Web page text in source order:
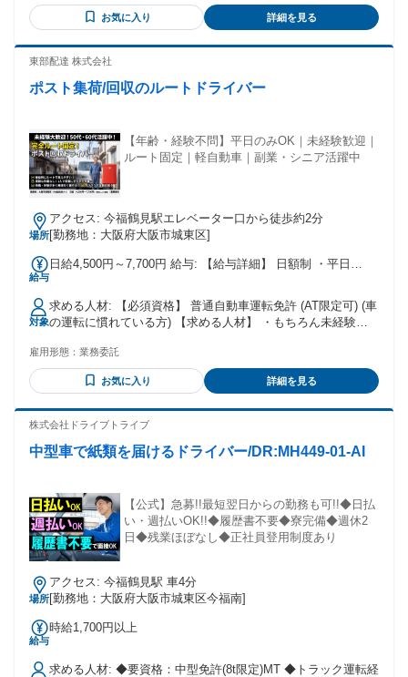
合は別途支給 ⭐固定給制度が大好評⭐ 安心の固定給制度！ 固
定給＋歩合給で安定＋稼げます！ これが好評で当社への転職
者も多数！ 結果を出して高収入を得ている ドライバーさんも
多数活躍しています！
性ドライバーも活躍しています！ ⭐タクシードライバー経験
がある方歓迎！ ∟接客・観光・運転手に興味があれば 楽しく
お気に入り 詳細を見る
東部配達 株式会社
ポスト集荷/回収のルートドライバー
【年齢・経験不問】平日のみOK｜未経験歓迎｜
ルート固定｜軽自動車｜副業・シニア活躍中
場所
アクセス: 今福鶴見駅エレベーター口から徒歩約2分
[勤務地：大阪府大阪市城東区]
給与
日給4,500円～7,700円 給与: 【給与詳細】 日額制 ・平日
対象
求める人材: 【必須資格】 普通自動車運転免許 (AT限定可) (車
の運転に慣れている方) 【求める人材】 ・もちろん未経験の
・50代、60代の方々が活躍しておられます。 ・ハローワーク
でお仕事探してる方も大歓迎 ■こんな方におすすめ ・副業や
Wワークを探している方 ・運転が好きな方 ・モクモク作業が
探している方
雇用形態： 業務委託
お気に入り 詳細を見る
株式会社ドライブトライブ
中型車で紙類を届けるドライバー/DR:MH449-01-AI
【公式】急募!!最短翌日からの勤務も可!!◆日払
い・週払いOK!!◆履歴書不要◆寮完備◆週休2
日◆残業ほぼなし◆正社員登用制度あり
場所
アクセス: 今福鶴見駅 車4分
[勤務地：大阪府大阪市城東区今福南]
給与
時給1,700円以上
求める人材: ◆要資格：中型免許(8t限定)MT ◆トラック運転経